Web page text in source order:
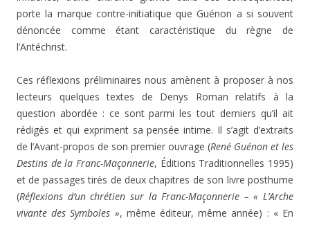
porte la marque contre-initiatique que Guénon a si souvent
dénoncée comme étant caractéristique du règne de
l’Antéchrist.
Ces réflexions préliminaires nous amènent à proposer à nos
lecteurs quelques textes de Denys Roman relatifs à la
question abordée : ce sont parmi les tout derniers qu’il ait
rédigés et qui expriment sa pensée intime. Il s’agit d’extraits
de l’Avant-propos de son premier ouvrage (René Guénon et les
Destins de la Franc-Maçonnerie, Éditions Traditionnelles 1995)
et de passages tirés de deux chapitres de son livre posthume
(Réflexions d’un chrétien sur la Franc-Maçonnerie – « L’Arche
vivante des Symboles », même éditeur, même année) : « En